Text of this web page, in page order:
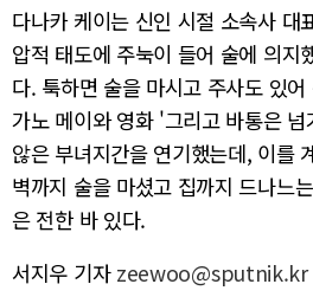
다나카 케이는 신인 시절 소속사 대
압적 태도에 주눅이 들어 술에 의지
다. 툭하면 술을 마시고 주사도 있
가노 메이와 영화 '그리고 바통은
않은 부녀지간을 연기했는데, 이를
벽까지 술을 마셨고 집까지 드나느
은 전한 바 있다.
서지우 기자 zeewoo@sputnik.kr